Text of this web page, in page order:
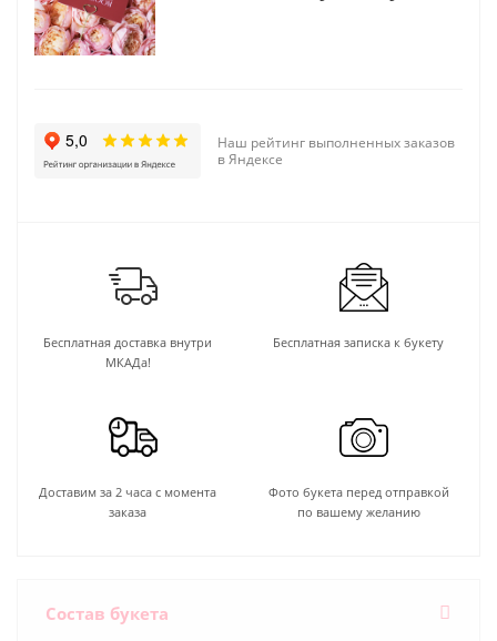
Наш рейтинг выполненных заказов
в Яндексе
Бесплатная доставка внутри
МКАДа!
Бесплатная записка к букету
Доставим за 2 часа с момента
заказа
Фото букета перед отправкой
по вашему желанию
Состав букета